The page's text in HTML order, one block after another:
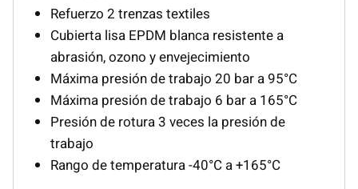
Refuerzo 2 trenzas textiles
Cubierta lisa EPDM blanca resistente a
abrasión, ozono y envejecimiento
Máxima presión de trabajo 20 bar a 95°C
Máxima presión de trabajo 6 bar a 165°C
Presión de rotura 3 veces la presión de
trabajo
Rango de temperatura -40°C a +165°C